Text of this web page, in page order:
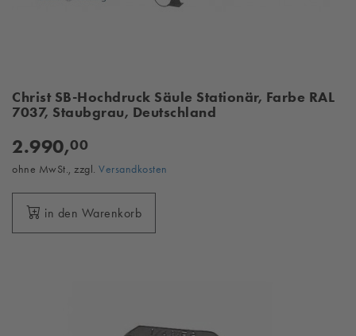
Christ SB-Hochdruck Säule Stationär, Farbe RAL
7037, Staubgrau, Deutschland
2.990,00
ohne MwSt., zzgl. Versandkosten
in den Warenkorb